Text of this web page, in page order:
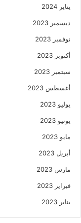
يناير 2024
ديسمبر 2023
نوفمبر 2023
أكتوبر 2023
سبتمبر 2023
أغسطس 2023
يوليو 2023
يونيو 2023
مايو 2023
أبريل 2023
مارس 2023
فبراير 2023
يناير 2023